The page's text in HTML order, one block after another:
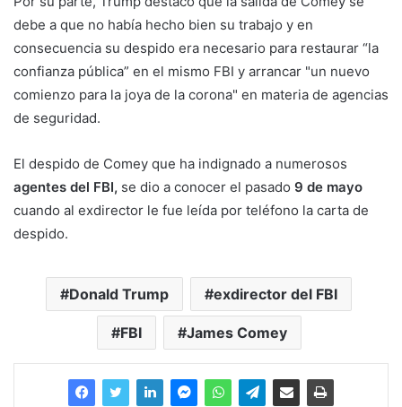
debe a que no había hecho bien su trabajo y en
consecuencia su despido era necesario para restaurar “la
confianza pública” en el mismo FBI y arrancar "un nuevo
comienzo para la joya de la corona" en materia de agencias
de seguridad.
El despido de Comey que ha indignado a numerosos
agentes del FBI, se dio a conocer el pasado 9 de mayo
cuando al exdirector le fue leída por teléfono la carta de
despido.
Donald Trump exdirector del FBI
FBI James Comey